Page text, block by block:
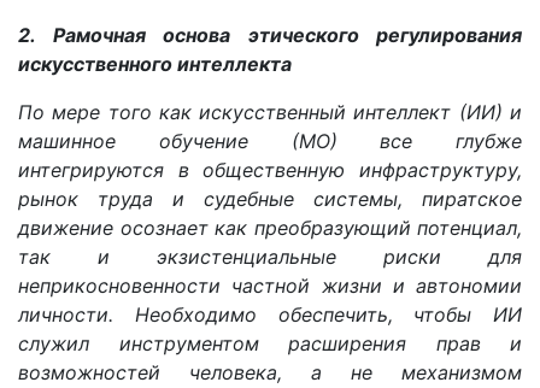
2. Рамочная основа этического регулирования
искусственного интеллекта
По мере того как искусственный интеллект (ИИ) и
машинное обучение (МО) все глубже
интегрируются в общественную инфраструктуру,
рынок труда и судебные системы, пиратское
движение осознает как преобразующий потенциал,
так и экзистенциальные риски для
неприкосновенности частной жизни и автономии
личности. Необходимо обеспечить, чтобы ИИ
служил инструментом расширения прав и
возможностей человека, а не механизмом